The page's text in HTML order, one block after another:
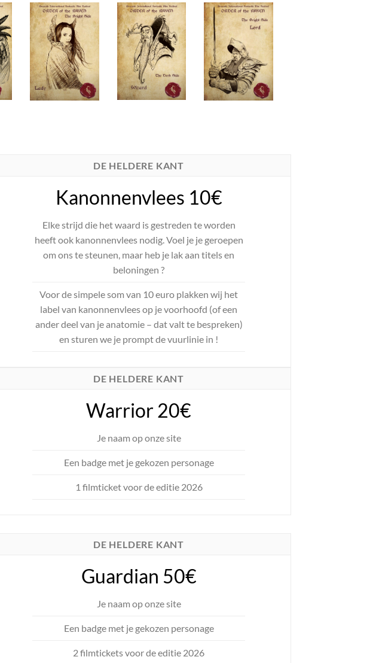
DE HELDERE KANT
Kanonnenvlees 10€
Elke strijd die het waard is gestreden te worden
heeft ook kanonnenvlees nodig. Voel je je geroepen
om ons te steunen, maar heb je lak aan titels en
beloningen ?
Voor de simpele som van 10 euro plakken wij het
label van kanonnenvlees op je voorhoofd (of een
ander deel van je anatomie – dat valt te bespreken)
en sturen we je prompt de vuurlinie in !
DE HELDERE KANT
Warrior 20€
Je naam op onze site
Een badge met je gekozen personage
1 filmticket voor de editie 2026
DE HELDERE KANT
Guardian 50€
Je naam op onze site
Een badge met je gekozen personage
2 filmtickets voor de editie 2026